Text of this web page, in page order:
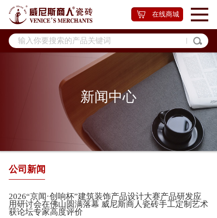
在线商城
新闻中心
公司新闻
2026“京闻·创响杯”建筑装饰产品设计大赛产品研发应
用研讨会在佛山圆满落幕 威尼斯商人瓷砖手工定制艺术
获论坛专家高度评价